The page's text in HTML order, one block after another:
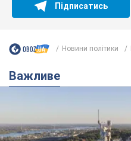
Підписатись
Новини політики
Важливе